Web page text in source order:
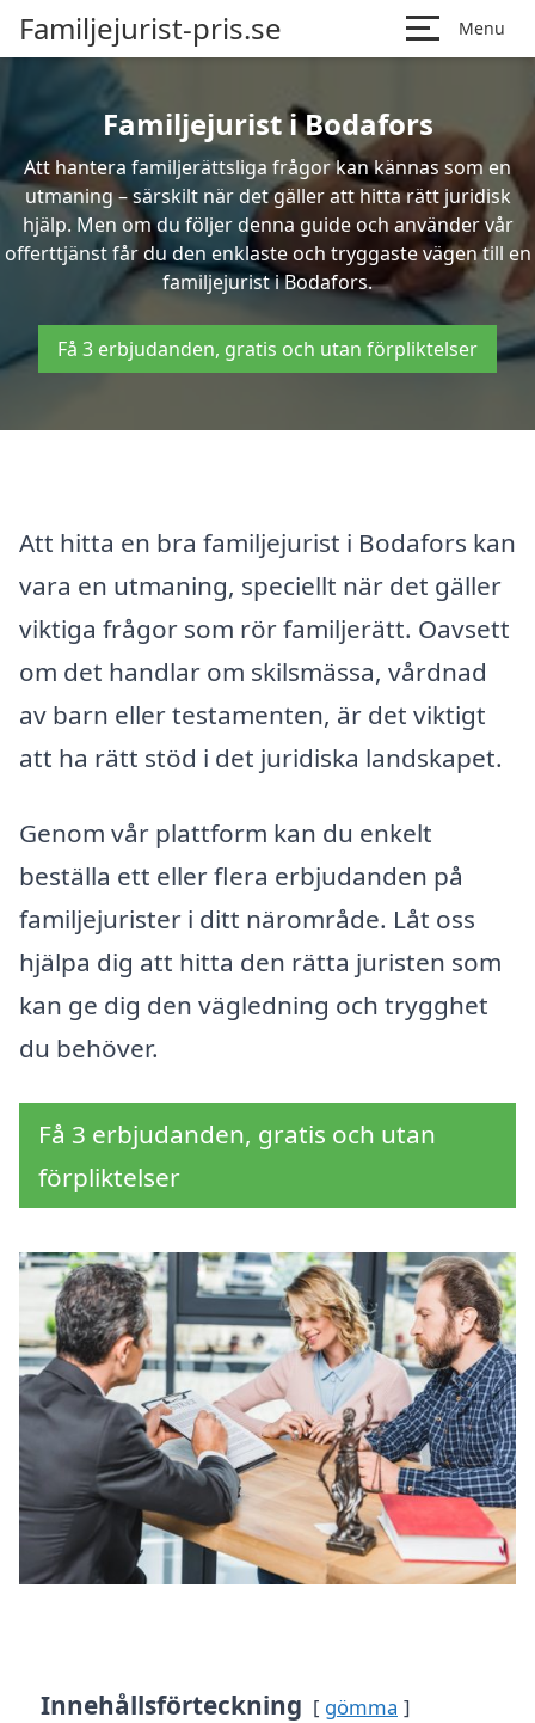
Familjejurist-pris.se Menu
Familjejurist i Bodafors
Att hantera familjerättsliga frågor kan kännas som en
utmaning – särskilt när det gäller att hitta rätt juridisk
hjälp. Men om du följer denna guide och använder vår
offerttjänst får du den enklaste och tryggaste vägen till en
familjejurist i Bodafors.
Få 3 erbjudanden, gratis och utan förpliktelser
Att hitta en bra familjejurist i Bodafors kan
vara en utmaning, speciellt när det gäller
viktiga frågor som rör familjerätt. Oavsett
om det handlar om skilsmässa, vårdnad
av barn eller testamenten, är det viktigt
att ha rätt stöd i det juridiska landskapet.
Genom vår plattform kan du enkelt
beställa ett eller flera erbjudanden på
familjejurister i ditt närområde. Låt oss
hjälpa dig att hitta den rätta juristen som
kan ge dig den vägledning och trygghet
du behöver.
Få 3 erbjudanden, gratis och utan
förpliktelser
Innehållsförteckning gömma